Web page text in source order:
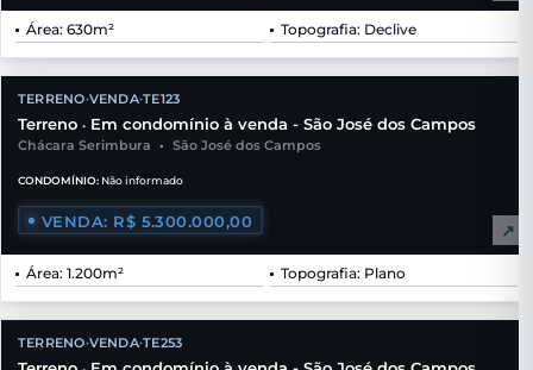
Área: 630m² Topografia: Declive
TERRENO•VENDA•TE123
Terreno • Em condomínio à venda - São José dos Campos
Chácara Serimbura • São José dos Campos
CONDOMÍNIO: Não informado
VENDA: R$ 5.300.000,00 ↗
Área: 1.200m² Topografia: Plano
TERRENO•VENDA•TE253